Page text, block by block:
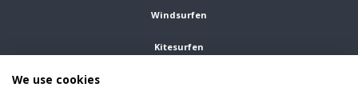
Windsurfen
Kitesurfen
We use cookies